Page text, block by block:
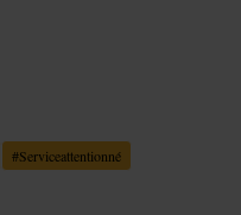
#Serviceattentionné